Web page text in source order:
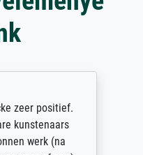
zeer positief.
kunstenaars
werk (na